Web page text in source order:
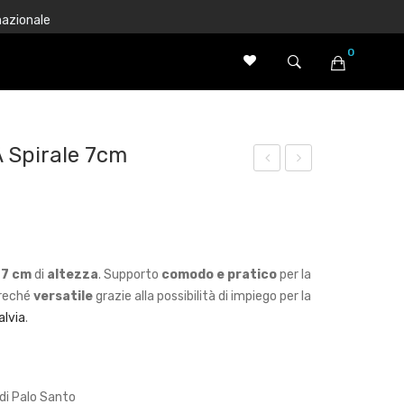
0
ia
a
Spirale 7cm
7 cmdi altezza. Supporto comodo e praticoper la
versatilegrazie alla possibilità di impiego per la
.
Palo Santo